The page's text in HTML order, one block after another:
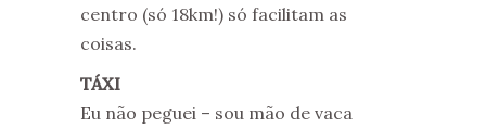
centro (só 18km!) só facilitam as
coisas.
TÁXI
Eu não peguei – sou mão de vaca